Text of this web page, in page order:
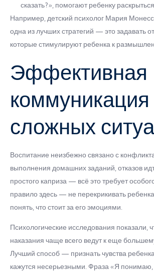
сказать?», помогают ребенку
Например, детский психолог Мария
одна из лучших стратегий — это задавать
которые стимулируют ребенка к
Эффективная
коммуникация
сложных
Воспитание неизбежно связано с
выполнения домашних заданий, отказов
простого каприза — всё это требует
правило здесь — не перекрикивать
понять, что стоит за его эмоциями.
Психологические исследования показали,
наказания чаще всего ведут к еще
Лучший способ — признать чувства
кажутся несерьезными. Фраза «Я понимаю,